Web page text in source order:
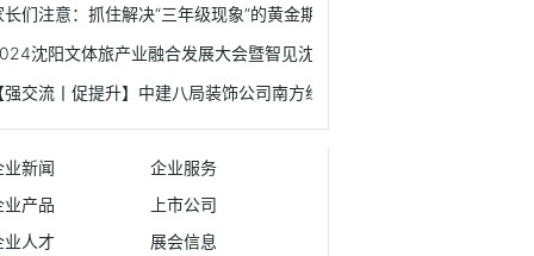
长们注意：抓住解决“三年级现象”的黄金期！
沈阳文体旅产业融合发展大会暨智见沈阳产投大会成功举办
强交流丨促提升】中建八局装饰公司南方经理部同总承包公司第二分公
业新闻
企业服务
业产品
上市公司
业人才
展会信息